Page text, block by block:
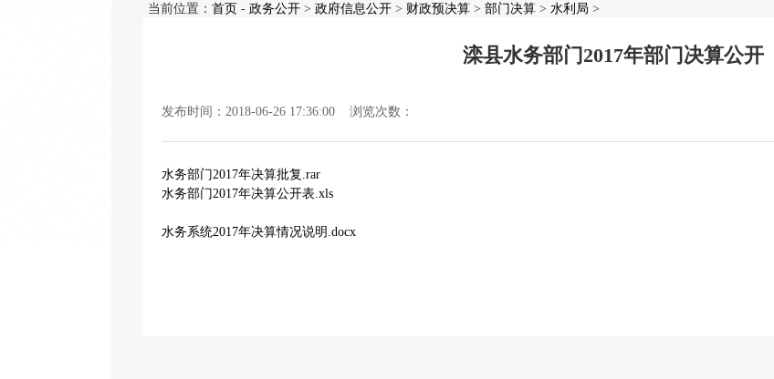
当前位置： 首页 - 政务公开 > 政府信息公开 > 财政预决算 > 部门决算 > 水利局 >
滦县水务部门2017年部门决算公开
发布时间：2018-06-26 17:36:00 浏览次数：
水务部门2017年决算批复.rar
水务部门2017年决算公开表.xls
水务系统2017年决算情况说明.docx